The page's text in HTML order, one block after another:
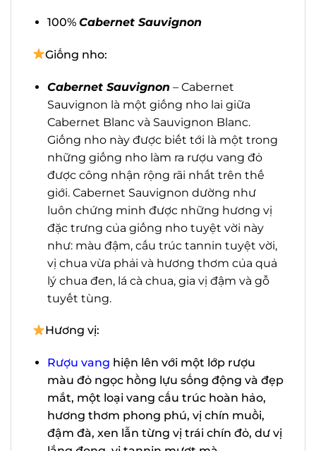
Thành phần chính:
100% Cabernet Sauvignon
Giống nho:
Cabernet Sauvignon– Cabernet
Sauvignon là một giống nho lai giữa
Cabernet Blanc và Sauvignon Blanc.
Giống nho này được biết tới là một
trong những giống nho làm ra rượu
vang đỏ được công nhận rộng rãi nhất
trên thế giới. Cabernet Sauvignon
dường như luôn chứng minh được
những hương vị đặc trưng của giống
nho tuyệt vời này như: màu đậm, cấu
trúc tannin tuyệt vời, vị chua vừa phải
cà chua, gia vị đậm và gỗ tuyết tùng.
Hương vị:
Rượu vanghiện lên với một lớp rượu
màu đỏ ngọc hồng lựu sống động và
đẹp mắt, một loại vang cấu trúc hoàn
X